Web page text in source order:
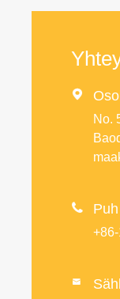

No.
 Puh
